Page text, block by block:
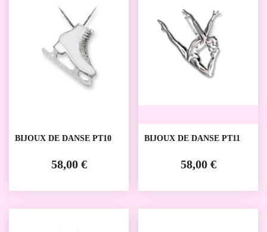
BIJOUX DE DANSE PT10
58,00 €
BIJOUX DE DANSE PT11
58,00 €